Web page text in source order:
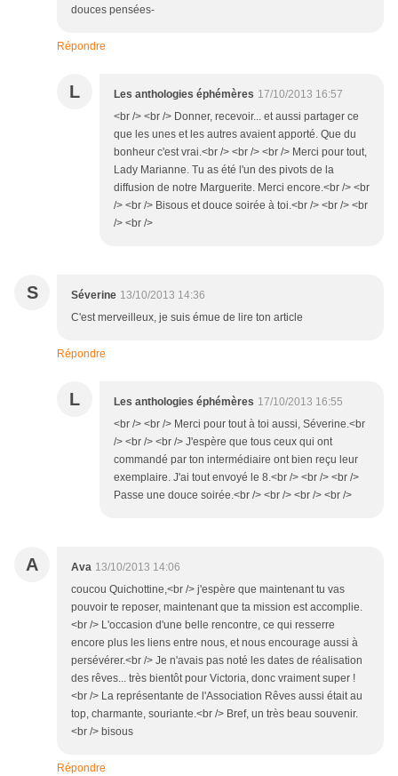
douces pensées-
Répondre
L Les anthologies éphémères 17/10/2013 16:57
<br /> <br /> Donner, recevoir... et aussi partager ce
que les unes et les autres avaient apporté. Que du
bonheur c'est vrai.<br /> <br /> <br /> Merci pour tout,
Lady Marianne. Tu as été l'un des pivots de la
diffusion de notre Marguerite. Merci encore.<br /> <br
/> <br /> Bisous et douce soirée à toi.<br /> <br /> <br
/> <br />
S Séverine 13/10/2013 14:36
C'est merveilleux, je suis émue de lire ton article
Répondre
L Les anthologies éphémères 17/10/2013 16:55
<br /> <br /> Merci pour tout à toi aussi, Séverine.<br
/> <br /> <br /> J'espère que tous ceux qui ont
commandé par ton intermédiaire ont bien reçu leur
exemplaire. J'ai tout envoyé le 8.<br /> <br /> <br />
Passe une douce soirée.<br /> <br /> <br /> <br />
A Ava 13/10/2013 14:06
coucou Quichottine,<br /> j'espère que maintenant tu vas
pouvoir te reposer, maintenant que ta mission est accomplie.
<br /> L'occasion d'une belle rencontre, ce qui resserre
encore plus les liens entre nous, et nous encourage aussi à
persévérer.<br /> Je n'avais pas noté les dates de réalisation
des rêves... très bientôt pour Victoria, donc vraiment super !
<br /> La représentante de l'Association Rêves aussi était au
top, charmante, souriante.<br /> Bref, un très beau souvenir.
<br /> bisous
Répondre